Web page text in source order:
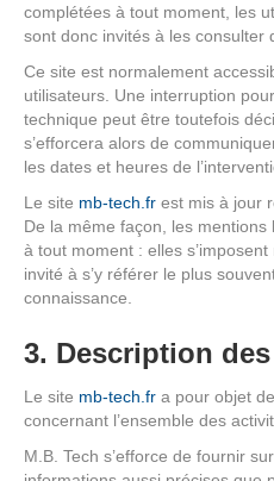
complétées à tout moment, les
sont donc invités à les consulter
Ce site est normalement
utilisateurs. Une interruption
technique peut être toutefois
s’efforcera alors de
les dates et heures de
Le site mb-tech.fr est mis à jour
De la même façon, les
à tout moment : elles
invité à s’y référer le plus
connaissance.
3. Description
Le site mb-tech.fr a pour objet
concernant l’ensemble des
M.B. Tech s’efforce de fournir